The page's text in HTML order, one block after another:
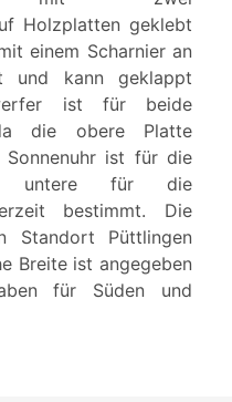
Holzplatten geklebt
einem Scharnier an
und kann geklappt
ist für beide
die obere Platte
ist für die
untere für die
bestimmt. Die
Standort Püttlingen
Breite ist angegeben
für Süden und